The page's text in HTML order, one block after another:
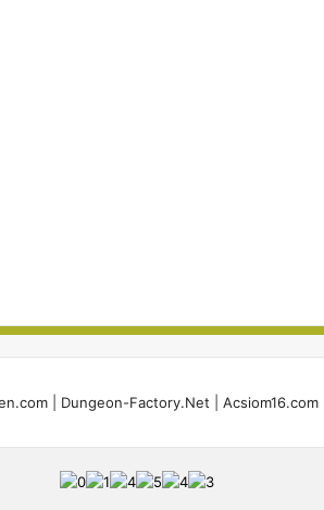
| Dungeon-Factory.Net Acsiom16.com|